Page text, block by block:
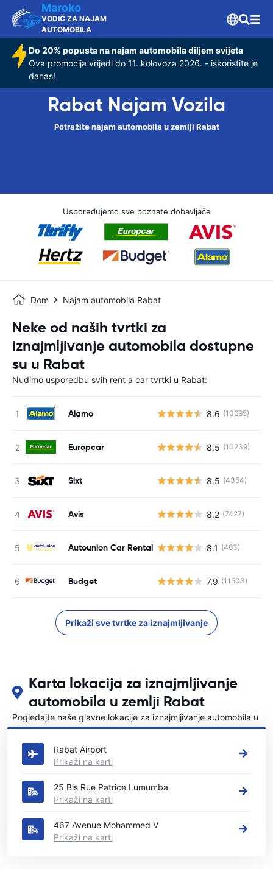
Maroko
VODIČ ZA NAJAM
AUTOMOBILA
Do 20% popusta na najam automobila diljem svijeta
Ova promocija vrijedi do 11. kolovoza 2026. - iskoristite je
danas!
Rabat Najam Vozila
Potražite najam automobila u zemlji Rabat
Uspoređujemo sve poznate dobavljače
Dom Najam automobila Rabat
Neke od naših tvrtki za
iznajmljivanje automobila dostupne
su u Rabat
Nudimo usporedbu svih rent a car tvrtki u Rabat:
Alamo 8.6 (10695)
Europcar 8.5 (10239)
Sixt 8.5 (4354)
Avis 8.2 (7427)
Autounion Car Rental 8.1 (483)
Budget 7.9 (11503)
Prikaži sve tvrtke za iznajmljivanje
Karta lokacija za iznajmljivanje
automobila u zemlji Rabat
Pogledajte naše glavne lokacije za iznajmljivanje automobila u
Rabat
Rabat Airport
Prikaži na karti
25 Bis Rue Patrice Lumumba
Prikaži na karti
467 Avenue Mohammed V
Prikaži na karti